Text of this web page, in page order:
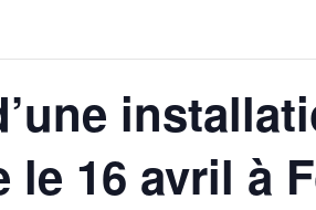
16 avril à